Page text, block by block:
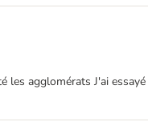
agglomérats J'ai